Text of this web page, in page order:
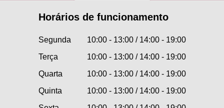
Horários de funcionamento
Segunda
10:00 - 13:00 / 14:00 - 19:00
Terça
10:00 - 13:00 / 14:00 - 19:00
Quarta
10:00 - 13:00 / 14:00 - 19:00
Quinta
10:00 - 13:00 / 14:00 - 19:00